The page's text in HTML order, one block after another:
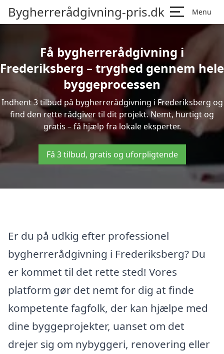
Bygherrerådgivning-pris.dk Menu
Få bygherrerådgivning i
Frederiksberg – tryghed gennem hele
byggeprocessen
Indhent 3 tilbud på bygherrerådgivning i Frederiksberg og
find den rette rådgiver til dit projekt. Nemt, hurtigt og
gratis – få hjælp fra lokale eksperter.
Få 3 tilbud, gratis og uforpligtende
Er du på udkig efter professionel
bygherrerådgivning i Frederiksberg? Du
er kommet til det rette sted! Vores
platform gør det nemt for dig at finde
kompetente fagfolk, der kan hjælpe med
dine byggeprojekter, uanset om det
drejer sig om nybyggeri, renovering eller